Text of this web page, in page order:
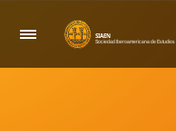
Navegació